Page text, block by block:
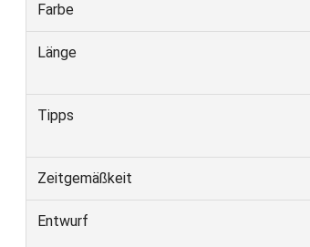
Farbe
Länge
Tipps
Zeitgemäßkeit
Entwurf